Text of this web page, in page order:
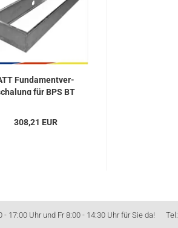
Fun­da­ment­ver­
für BPS BT
308,21 EUR
17:00 Uhr und Fr 8:00 - 14:30 Uhr für Sie da! Tel: